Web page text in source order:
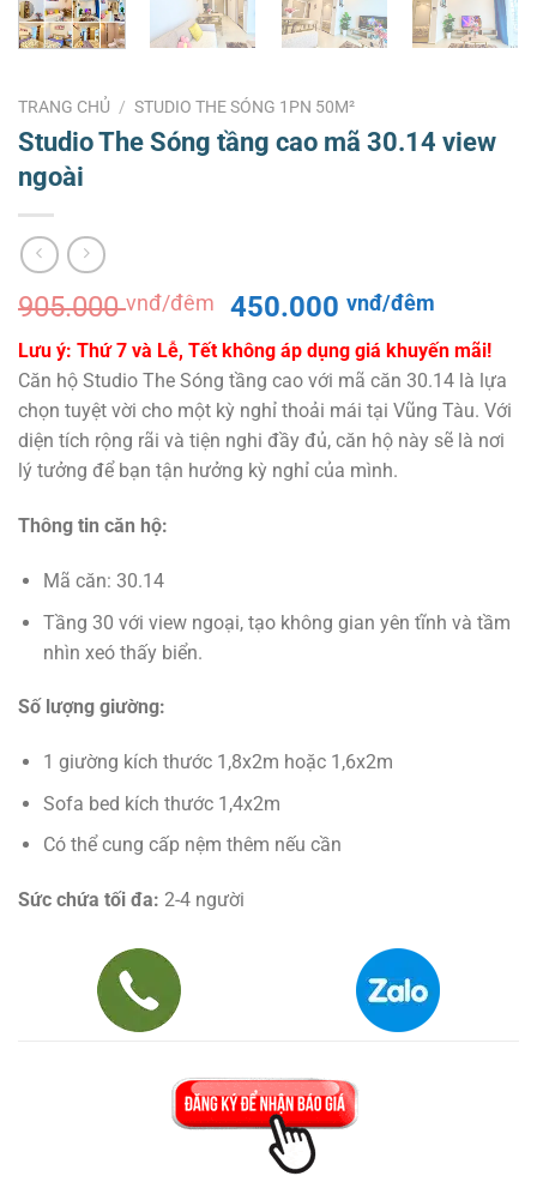
TRANG CHỦ / STUDIO THE SÓNG 1PN 50M²
Studio The Sóng tầng cao mã 30.14 view
ngoài
905.000vnđ/đêm
Giá
gốc
là:
905.000 vnđ/
đêm.
450.000vnđ/đêm
hiện
tại
là:
đêm.
Lưu ý: Thứ 7 và Lễ, Tết không áp dụng giá khuyến mãi!
Căn hộ Studio The Sóng tầng cao với mã căn 30.14 là lựa
chọn tuyệt vời cho một kỳ nghỉ thoải mái tại Vũng Tàu. Với
diện tích rộng rãi và tiện nghi đầy đủ, căn hộ này sẽ là nơi
lý tưởng để bạn tận hưởng kỳ nghỉ của mình.
Thông tin căn hộ:
Mã căn: 30.14
Tầng 30 với view ngoại, tạo không gian yên tĩnh và tầm
nhìn xeó thấy biển.
Số lượng giường:
1 giường kích thước 1,8x2m hoặc 1,6x2m
Sofa bed kích thước 1,4x2m
Có thể cung cấp nệm thêm nếu cần
Sức chứa tối đa: 2-4 người